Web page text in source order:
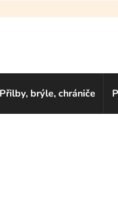
Přilby, brýle, chrániče